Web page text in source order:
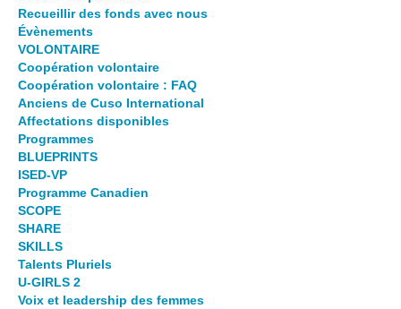
Recueillir des fonds avec nous
Évènements
VOLONTAIRE
Coopération volontaire
Coopération volontaire : FAQ
Anciens de Cuso International
Affectations disponibles
Programmes
BLUEPRINTS
ISED-VP
Programme Canadien
SCOPE
SHARE
SKILLS
Talents Pluriels
U-GIRLS 2
Voix et leadership des femmes